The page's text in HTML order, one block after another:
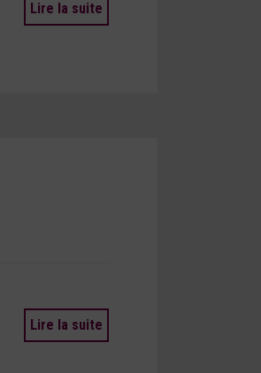
Lire la suite
Lire la suite